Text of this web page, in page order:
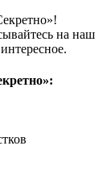
на наш